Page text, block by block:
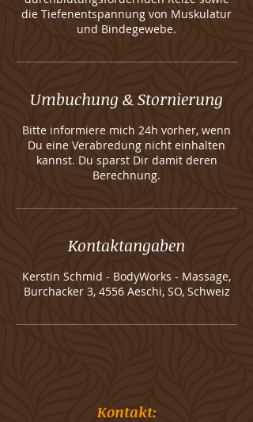
die Tiefenentspannung von Muskulatur
und Bindegewebe.
Umbuchung & Stornierung
Bitte informiere mich 24h vorher, wenn
Du eine Verabredung nicht einhalten
kannst. Du sparst Dir damit deren
Berechnung.
Kontaktangaben
Kerstin Schmid - BodyWorks - Massage,
Burchacker 3, 4556 Aeschi, SO, Schweiz
Kontakt: